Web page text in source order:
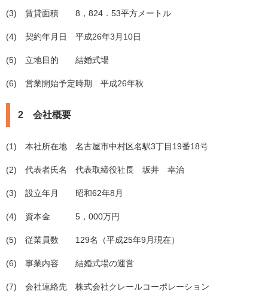
(3) 賃貸面積 8，824．53平方メートル
(4) 契約年月日 平成26年3月10日
(5) 立地目的 結婚式場
(6) 営業開始予定時期 平成26年秋
2 会社概要
(1) 本社所在地 名古屋市中村区名駅3丁目19番18号
(2) 代表者氏名 代表取締役社長 坂井 幸治
(3) 設立年月 昭和62年8月
(4) 資本金 5，000万円
(5) 従業員数 129名（平成25年9月現在）
(6) 事業内容 結婚式場の運営
(7) 会社連絡先 株式会社クレールコーポレーション